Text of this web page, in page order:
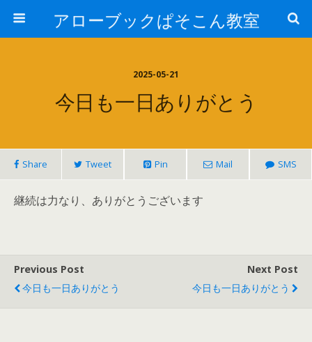
アローブックぱそこん教室
2025-05-21
今日も一日ありがとう
Share Tweet Pin Mail SMS
継続は力なり、ありがとうございます
Previous Post
今日も一日ありがとう
Next Post
今日も一日ありがとう